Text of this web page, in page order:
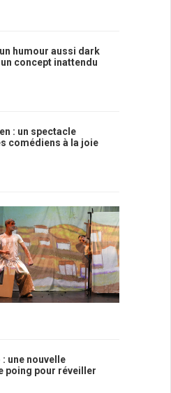
un humour aussi dark
concept inattendu
: un spectacle
comédiens à la joie
une nouvelle
poing pour réveiller